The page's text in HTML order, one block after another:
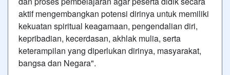
aktif mengembangkan potensi dirinya untuk memiliki
kekuatan spiritual keagamaan, pengendalian diri,
kepribadian, kecerdasan, akhlak mulia, serta
keterampilan yang diperlukan dirinya, masyarakat,
bangsa dan Negara".